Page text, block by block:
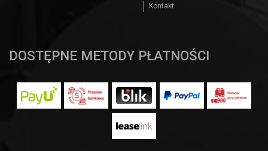
Kontakt
DOSTĘPNE METODY PŁATNOŚCI